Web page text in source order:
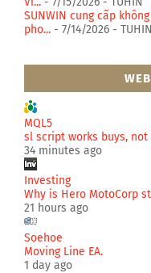
SUNWIN cung cấp
pho... - 7/14/2026 - TUHIN
MQL5
sl script works buys, not
34 minutes ago
Investing
Why is Hero MotoCorp
21 hours ago
Soehoe
Moving Line EA.
1 day ago